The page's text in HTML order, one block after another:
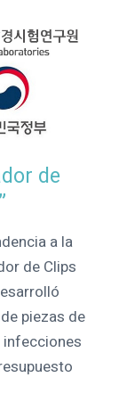
de
a la
de Clips
piezas de
infecciones